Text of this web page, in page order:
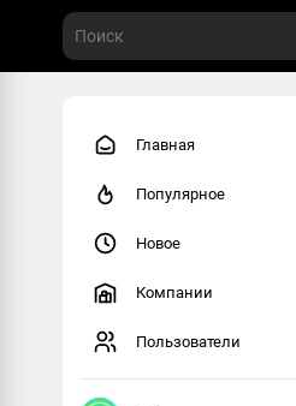
Главная
Популярное
Новое
Компании
Пользователи